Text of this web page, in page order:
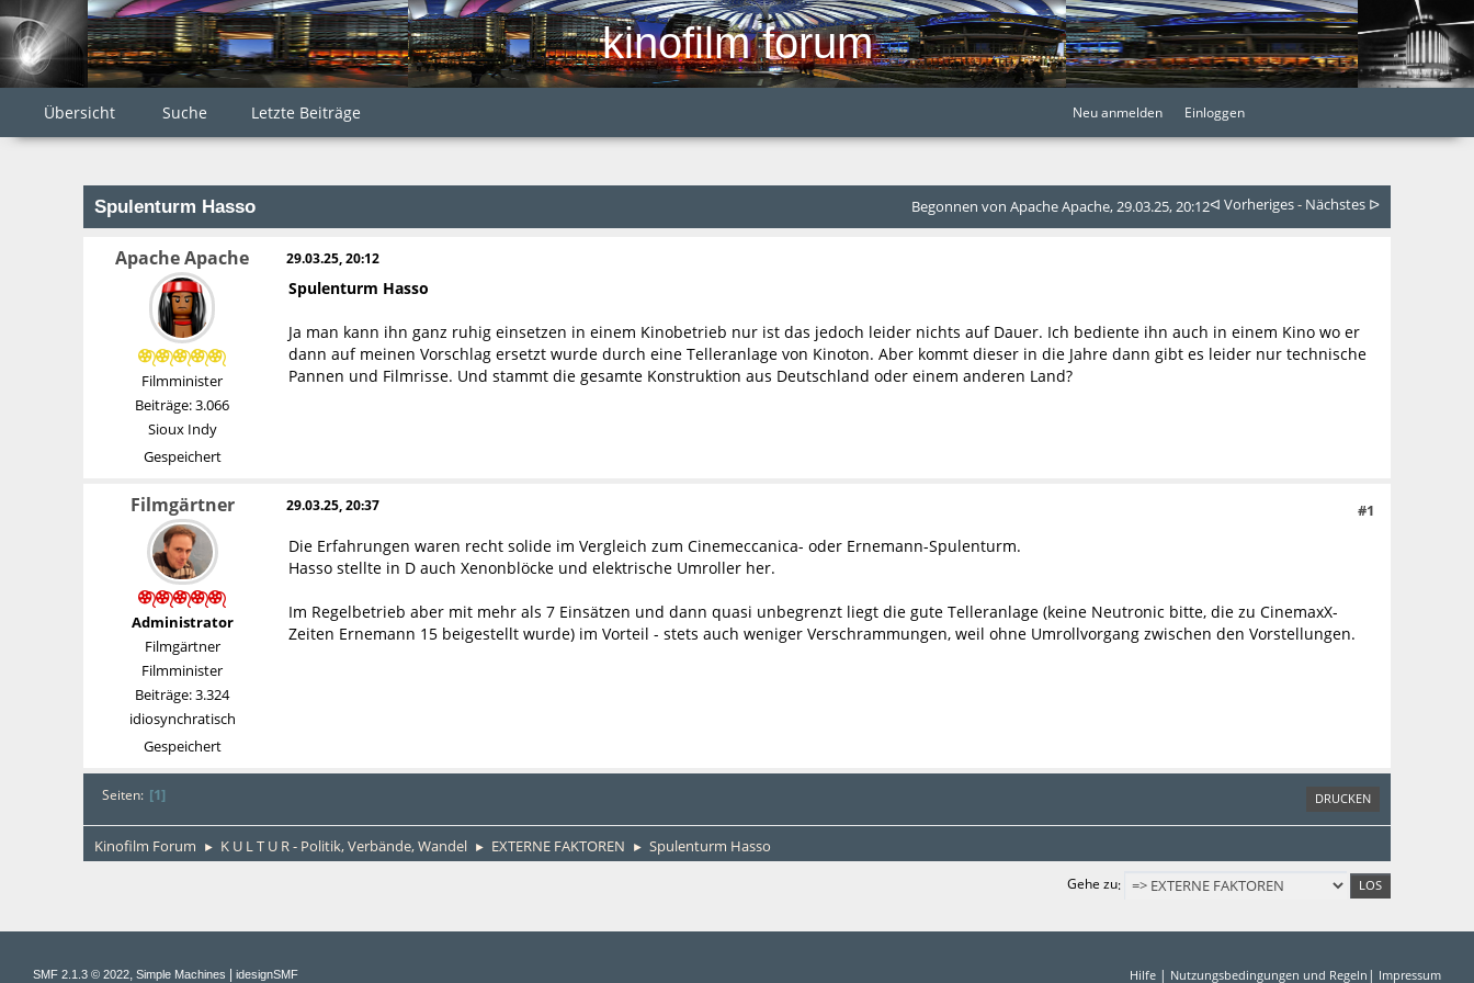
kinofilm forum
Übersicht Suche Letzte Beiträge Neu anmelden Einloggen
Spulenturm Hasso Begonnen von Apache Apache, 29.03.25, 20:12ᐊ Vorheriges- Nächstes ᐅ
Apache Apache
Filmminister
Beiträge: 3.066
Sioux Indy
Gespeichert
29.03.25, 20:12
Spulenturm Hasso
Ja man kann ihn ganz ruhig einsetzen in einem Kinobetrieb nur ist das jedoch leider nichts auf Dauer. Ich bediente ihn auch in einem Kino wo er
dann auf meinen Vorschlag ersetzt wurde durch eine Telleranlage von Kinoton. Aber kommt dieser in die Jahre dann gibt es leider nur technische
Pannen und Filmrisse. Und stammt die gesamte Konstruktion aus Deutschland oder einem anderen Land?
Filmgärtner
Administrator
Filmgärtner
Filmminister
Beiträge: 3.324
idiosynchratisch
Gespeichert
29.03.25, 20:37 #1
Die Erfahrungen waren recht solide im Vergleich zum Cinemeccanica- oder Ernemann-Spulenturm.
Hasso stellte in D auch Xenonblöcke und elektrische Umroller her.
Im Regelbetrieb aber mit mehr als 7 Einsätzen und dann quasi unbegrenzt liegt die gute Telleranlage (keine Neutronic bitte, die zu CinemaxX-
Zeiten Ernemann 15 beigestellt wurde) im Vorteil - stets auch weniger Verschrammungen, weil ohne Umrollvorgang zwischen den Vorstellungen.
DRUCKEN
Seiten 1
Kinofilm Forum ► K U L T U R - Politik, Verbände, Wandel ► EXTERNE FAKTOREN ► Spulenturm Hasso
Gehe zu
Hilfe | Nutzungsbedingungen und Regeln | Impressum
SMF 2.1.3 © 2022, Simple Machines idesignSMF